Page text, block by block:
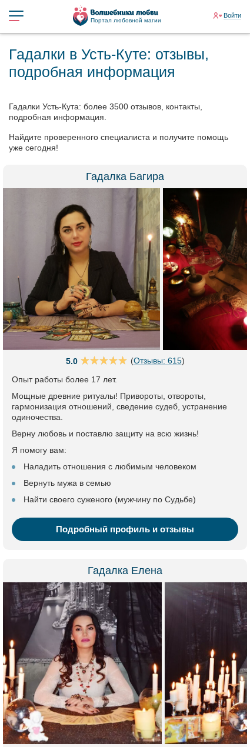
Портал любовной магии
Войти
Гадалки в Усть-Куте: отзывы,
подробная информация
Гадалки Усть-Кута: более 3500 отзывов, контакты,
подробная информация.
Найдите проверенного специалиста и получите помощь
уже сегодня!
Гадалка Багира
5.0 (Отзывы: 615)
Опыт работы более 17 лет.
Мощные древние ритуалы! Привороты, отвороты,
гармонизация отношений, сведение судеб, устранение
одиночества.
Верну любовь и поставлю защиту на всю жизнь!
Я помогу вам:
Наладить отношения с любимым человеком
Вернуть мужа в семью
Найти своего суженого (мужчину по Судьбе)
Подробный профиль и отзывы
Гадалка Елена